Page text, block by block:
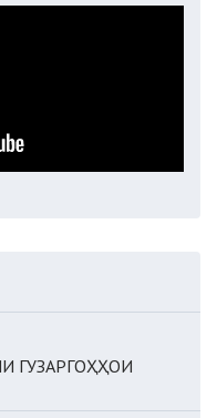
ГУЗАРГОҲҲОИ